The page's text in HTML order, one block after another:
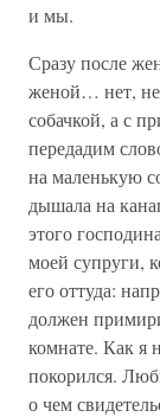
и мы.
Сразу после
женой… нет, не
собачкой, а с
передадим
на маленькую
дышала на
этого
моей супруги,
его оттуда:
должен
комнате. Как я
покорился.
о чем